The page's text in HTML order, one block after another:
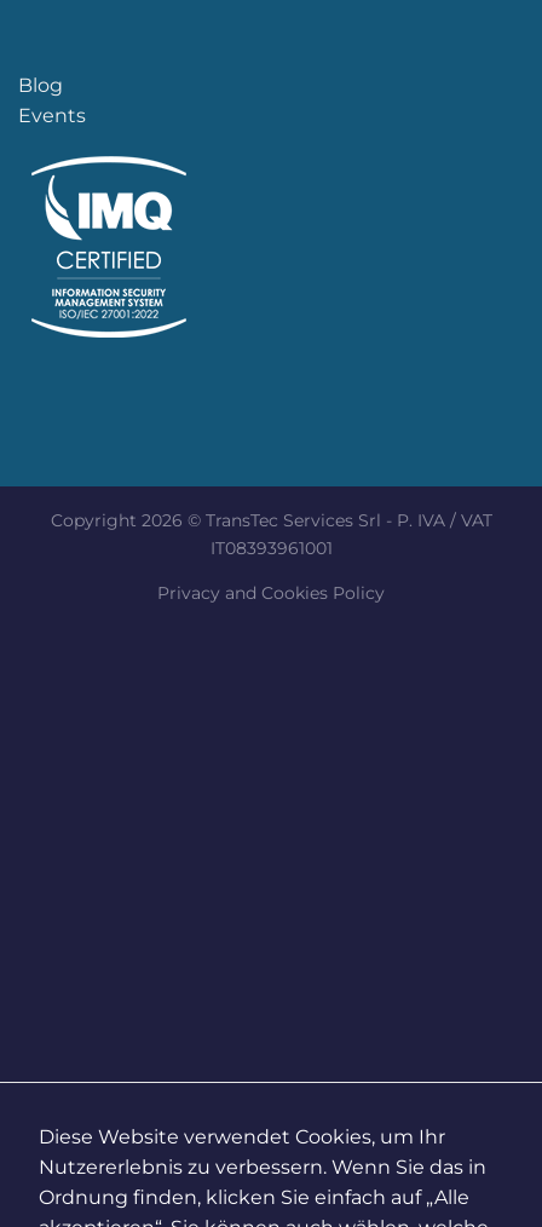
Blog
Events
Copyright 2026 © TransTec Services Srl - P. IVA / VAT
IT08393961001
Privacy and Cookies Policy
Diese Website verwendet Cookies, um Ihr
Nutzererlebnis zu verbessern. Wenn Sie das in
Ordnung finden, klicken Sie einfach auf „Alle